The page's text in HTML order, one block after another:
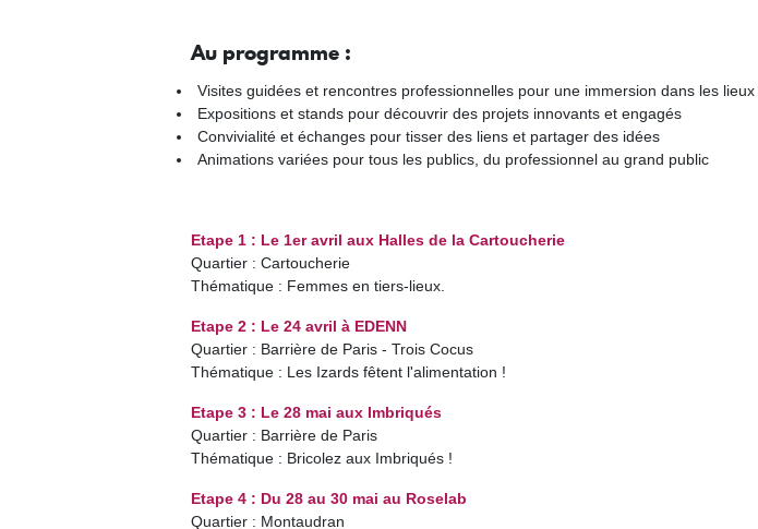
Au programme :
Visites guidées et rencontres professionnelles pour une immersion dans les
Expositions et stands pour découvrir des projets innovants et engagés
Convivialité et échanges pour tisser des liens et partager des idées
Animations variées pour tous les publics, du professionnel au grand public
Etape 1 : Le 1er avril aux Halles de la Cartoucherie
Quartier : Cartoucherie
Thématique : Femmes en tiers-lieux.
Etape 2 : Le 24 avril à EDENN
Quartier : Barrière de Paris - Trois Cocus
Thématique : Les Izards fêtent l'alimentation !
Etape 3 : Le 28 mai aux Imbriqués
Quartier : Barrière de Paris
Thématique : Bricolez aux Imbriqués !
Etape 4 : Du 28 au 30 mai au Roselab
Quartier : Montaudran